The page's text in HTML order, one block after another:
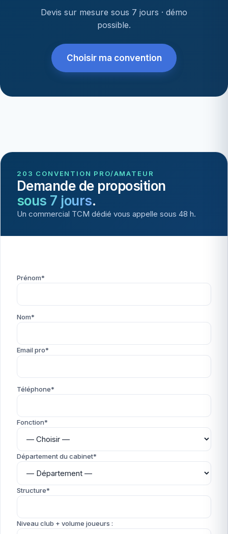
Devis sur mesure sous 7 jours · démo
possible.
Choisir ma convention
203 CONVENTION PRO/AMATEUR
Demande de proposition
sous 7 jours.
Un commercial TCM dédié vous appelle sous 48 h.
Prénom*
Nom*
Email pro*
Téléphone*
Fonction*
Département du cabinet*
Structure*
Niveau club + volume joueurs :